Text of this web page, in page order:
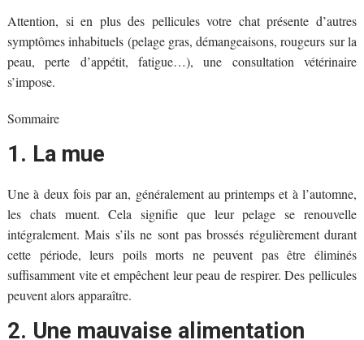
Attention, si en plus des pellicules votre chat présente d’autres
symptômes inhabituels (pelage gras, démangeaisons, rougeurs sur la
peau, perte d’appétit, fatigue…), une consultation vétérinaire
s’impose.
Sommaire
1. La mue
Une à deux fois par an, généralement au printemps et à l’automne,
les chats muent. Cela signifie que leur pelage se renouvelle
intégralement. Mais s’ils ne sont pas brossés régulièrement durant
cette période, leurs poils morts ne peuvent pas être éliminés
suffisamment vite et empêchent leur peau de respirer. Des pellicules
peuvent alors apparaître.
2. Une mauvaise alimentation